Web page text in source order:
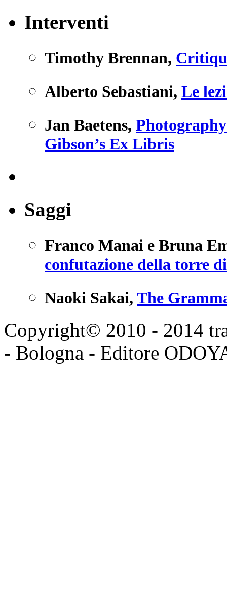
Interventi
Timothy Brennan,
Alberto Sebastiani, Le
Jan Baetens,
Gibson’s Ex Libris
Saggi
Franco Manai e Bruna
confutazione della torre
Naoki Sakai, The
Copyright© 2010 - 2014
- Bologna - Editore